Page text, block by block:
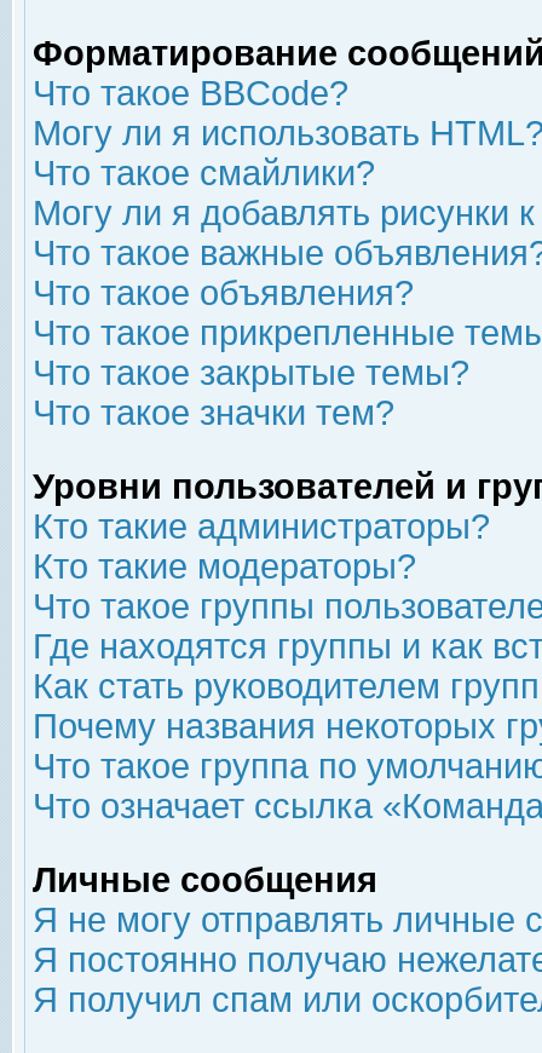
Форматирование
Что такое BBCode?
Могу ли я использовать
Что такое смайлики?
Могу ли я добавлять рисунки
Что такое важные
Что такое объявления?
Что такое прикрепленные
Что такое закрытые темы?
Что такое значки тем?
Уровни пользователей и
Кто такие администраторы?
Кто такие модераторы?
Что такое группы
Где находятся группы и как
Как стать руководителем
Почему названия некоторых
Что такое группа по
Что означает ссылка
Личные сообщения
Я не могу отправлять личные
Я постоянно получаю
Я получил спам или